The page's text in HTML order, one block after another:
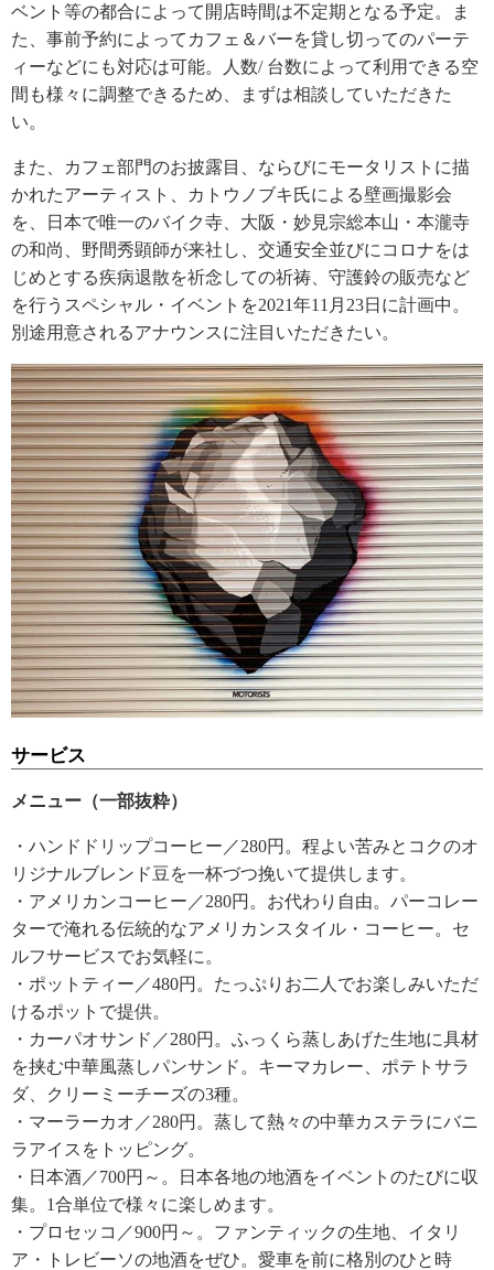
ベント等の都合によって開店時間は不定期となる予定。ま
た、事前予約によってカフェ＆バーを貸し切ってのパーテ
ィーなどにも対応は可能。人数/ 台数によって利用できる空
間も様々に調整できるため、まずは相談していただきた
い。
また、カフェ部門のお披露目、ならびにモータリストに描
かれたアーティスト、カトウノブキ氏による壁画撮影会
を、日本で唯一のバイク寺、大阪・妙見宗総本山・本瀧寺
の和尚、野間秀顕師が来社し、交通安全並びにコロナをは
じめとする疾病退散を祈念しての祈祷、守護鈴の販売など
を行うスペシャル・イベントを2021年11月23日に計画中。
別途用意されるアナウンスに注目いただきたい。
サービス
メニュー（一部抜粋）
・ハンドドリップコーヒー／280円。程よい苦みとコクのオ
リジナルブレンド豆を一杯づつ挽いて提供します。
・アメリカンコーヒー／280円。お代わり自由。パーコレー
ターで淹れる伝統的なアメリカンスタイル・コーヒー。セ
ルフサービスでお気軽に。
・ポットティー／480円。たっぷりお二人でお楽しみいただ
けるポットで提供。
・カーパオサンド／280円。ふっくら蒸しあげた生地に具材
を挟む中華風蒸しパンサンド。キーマカレー、ポテトサラ
ダ、クリーミーチーズの3種。
・マーラーカオ／280円。蒸して熱々の中華カステラにバニ
ラアイスをトッピング。
・日本酒／700円～。日本各地の地酒をイベントのたびに収
集。1合単位で様々に楽しめます。
・プロセッコ／900円～。ファンティックの生地、イタリ
ア・トレビーソの地酒をぜひ。愛車を前に格別のひと時